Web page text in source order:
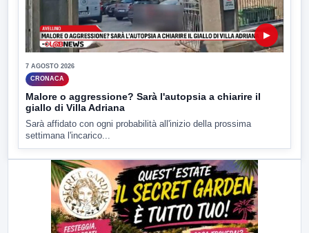
▶
7 AGOSTO 2026
CRONACA
Malore o aggressione? Sarà l'autopsia a chiarire il
giallo di Villa Adriana
Sarà affidato con ogni probabilità all'inizio della prossima
settimana l'incarico...